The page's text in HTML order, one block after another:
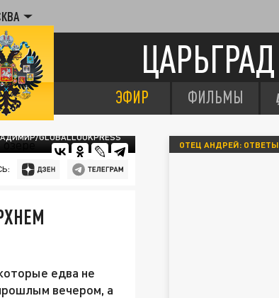
ЦАРЬГРАД
ЭФИР ФИЛЬМЫ
GLOBALLOOKPRESS
едва не
вечером, а
ОТЕЦ АНДРЕЙ: ОТВЕТЫ